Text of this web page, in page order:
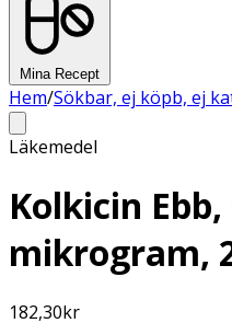
Mina Recept
Hem/Sökbar, ej köpb, ej
Läkemedel
Kolkicin
mikrogram,
182,30kr